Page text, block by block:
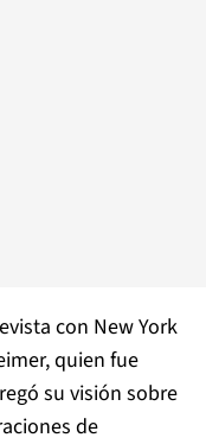
con New York
quien fue
su visión sobre
de